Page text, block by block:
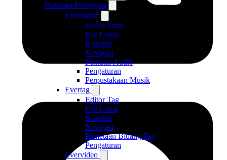
Panduan Pengguna
Evermusic
Daftar Putar
File Lokal
Koneksi
Navigasi
Pemutar Audio
Pengaturan
Perpustakaan Musik
Evertag
Editor Tag
File Lokal
Koneksi
Navigasi
Pemetaan Bidang Tag
Pengaturan
Evervideo